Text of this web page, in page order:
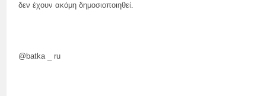
δεν έχουν ακόμη δημοσιοποιηθεί.
@batka _ ru